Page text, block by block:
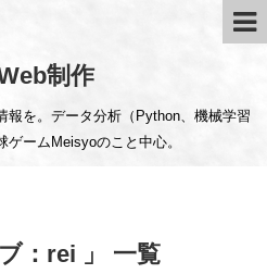
制作
報を。データ分析（Python、機械学習
ゲームMeisyoのこと中心。
：rei 」 一覧